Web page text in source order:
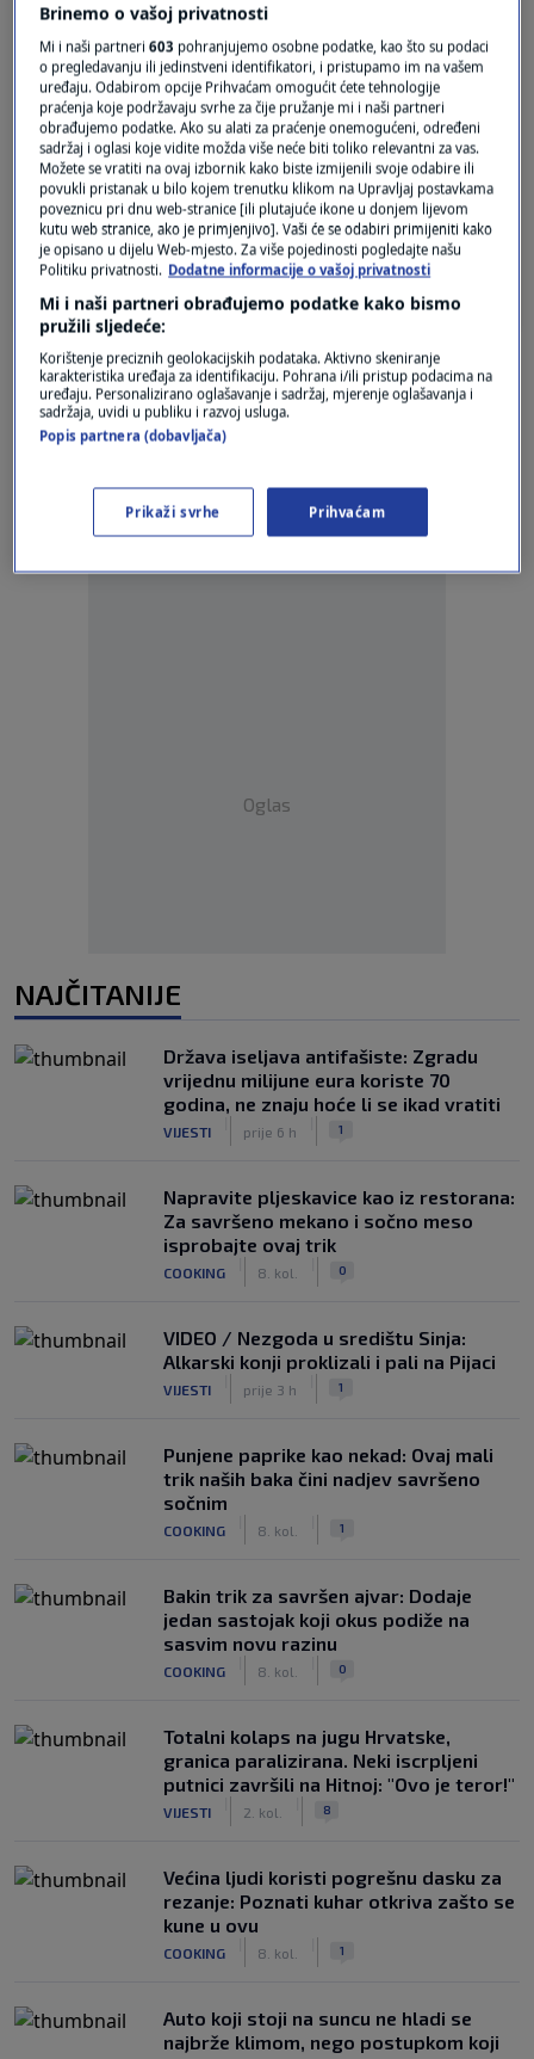
“Osobno vjerujem da razumijevanjem problema
sa spavanjem i uvođenjem pozitivnih promjena
prije odlaska na spavanje, možemo prirodno
poboljšati san”, zaključuje Ratcliffe.
A ja zakljucujem: Podjite u krevet u cetiri ujutro i
necete se buditi u tri sata u noci. Pogotovo ako
ste nacuclani. Daleko jednostavnije rjesenje i
bez ikakvog filozofiranja.
Odgovor
Oglas
NAJČITANIJE
Država iseljava antifašiste: Zgradu
vrijednu milijune eura koriste 70
godina, ne znaju hoće li se ikad vratiti
VIJESTI prije 6 h 1
Napravite pljeskavice kao iz restorana:
Za savršeno mekano i sočno meso
isprobajte ovaj trik
COOKING 8. kol. 0
VIDEO / Nezgoda u središtu Sinja:
Alkarski konji proklizali i pali na Pijaci
VIJESTI prije 3 h 1
Punjene paprike kao nekad: Ovaj mali
trik naših baka čini nadjev savršeno
sočnim
COOKING 8. kol. 1
Bakin trik za savršen ajvar: Dodaje
jedan sastojak koji okus podiže na
sasvim novu razinu
COOKING 8. kol. 0
Totalni kolaps na jugu Hrvatske,
granica paralizirana. Neki iscrpljeni
putnici završili na Hitnoj: "Ovo je teror!"
VIJESTI 2. kol. 8
Većina ljudi koristi pogrešnu dasku za
rezanje: Poznati kuhar otkriva zašto se
kune u ovu
COOKING 8. kol. 1
Auto koji stoji na suncu ne hladi se
najbrže klimom, nego postupkom koji
Brinemo o vašoj privatnosti
Mi i naši partneri603 pohranjujemo osobne podatke, kao što su podaci
o pregledavanju ili jedinstveni identifikatori, i pristupamo im na vašem
uređaju. Odabirom opcije Prihvaćam omogućit ćete tehnologije
praćenja koje podržavaju svrhe za čije pružanje mi i naši partneri
obrađujemo podatke. Ako su alati za praćenje onemogućeni, određeni
sadržaj i oglasi koje vidite možda više neće biti toliko relevantni za vas.
Možete se vratiti na ovaj izbornik kako biste izmijenili svoje odabire ili
povukli pristanak u bilo kojem trenutku klikom na Upravljaj postavkama
poveznicu pri dnu web-stranice [ili plutajuće ikone u donjem lijevom
kutu web stranice, ako je primjenjivo]. Vaši će se odabiri primijeniti kako
je opisano u dijelu Web-mjesto. Za više pojedinosti pogledajte našu
Politiku privatnosti. Dodatne informacije o vašoj privatnosti
Mi i naši partneri obrađujemo podatke kako bismo
pružili sljedeće:
Korištenje preciznih geolokacijskih podataka. Aktivno skeniranje
karakteristika uređaja za identifikaciju. Pohrana i/ili pristup podacima na
uređaju. Personalizirano oglašavanje i sadržaj, mjerenje oglašavanja i
sadržaja, uvidi u publiku i razvoj usluga.
Popis partnera (dobavljača)
Prikaži svrhe Prihvaćam